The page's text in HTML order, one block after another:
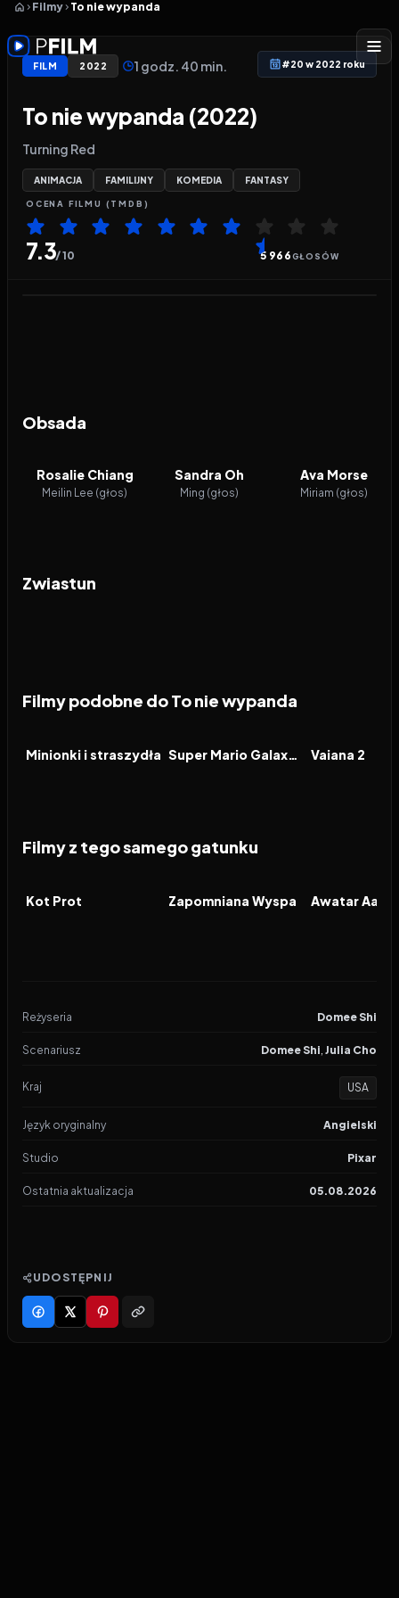
Filmy To nie wypanda
FILM 2022 1 godz. 40 min. #20 w 2022 roku
To nie wypanda (2022)
Turning Red
ANIMACJA FAMILIJNY KOMEDIA FANTASY
OCENA FILMU (TMDB)
7.3/ 10 5 966GŁOSÓW
Obsada
Rosalie Chiang
Meilin Lee (głos)
Sandra Oh
Ming (głos)
Ava Morse
Miriam (głos)
Zwiastun
Filmy podobne do To nie wypanda
FILM
Minionki i straszydła FILM Super Mario Galaxy Film FILM
Vaiana 2
Filmy z tego samego gatunku
FILM
Kot Prot FILM
Zapomniana Wyspa FILM
Reżyseria Domee Shi
Scenariusz Domee Shi, Julia Cho
Kraj USA
Język oryginalny Angielski
Studio Pixar
Ostatnia aktualizacja 05.08.2026
UDOSTĘPNIJ